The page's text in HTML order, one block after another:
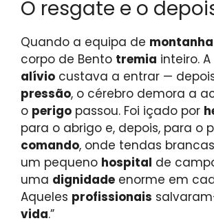
O resgate e o
Quando a equipa de montanha
corpo de Bento tremia inteiro.
alívio custava a entrar —
pressão, o cérebro demora a
o perigo passou. Foi içado por
para o abrigo e, depois, para o
comando, onde tendas
um pequeno hospital de
uma dignidade enorme em
Aqueles profissionais
vida.”